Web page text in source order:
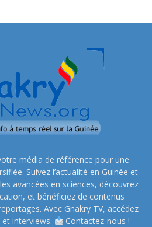
média de référence pour une
Suivez l’actualité en Guinée et
avancées en sciences, découvrez
et bénéficiez de contenus
Avec Gnakry TV, accédez
interviews.
Contactez-nous !